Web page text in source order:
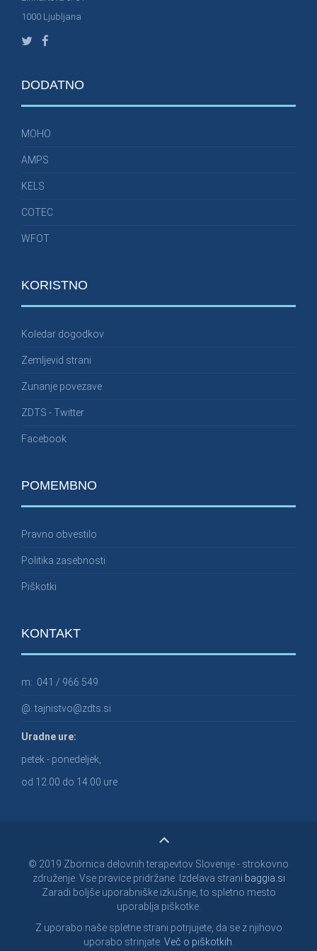
1000 Ljubljana
DODATNO
MOHO
AMPS
KELS
COTEC
WFOT
KORISTNO
Koledar dogodkov
Zemljevid strani
Zunanje povezave
ZDTS - Twitter
Facebook
POMEMBNO
Pravno obvestilo
Politika zasebnosti
Piškotki
KONTAKT
m: 041 / 966 549
@:tajnistvo@zdts.si
Uradne ure:
petek - ponedeljek,
od 12.00 do 14.00 ure
© 2019 Zbornica delovnih terapevtov Slovenije - strokovno
združenje. Vse pravice pridržane. Izdelava strani baggia.si
Zaradi boljše uporabniške izkušnje, to spletno mesto
uporablja piškotke.
Z uporabo naše spletne strani potrjujete, da se z njihovo
uporabo strinjate. Več o piškotkih.